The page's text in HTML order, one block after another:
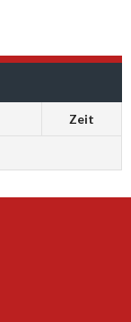
Zeit